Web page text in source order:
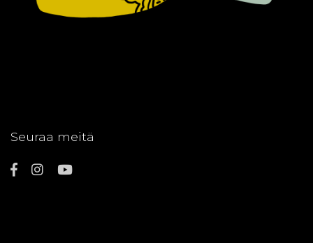
Seuraa meitä